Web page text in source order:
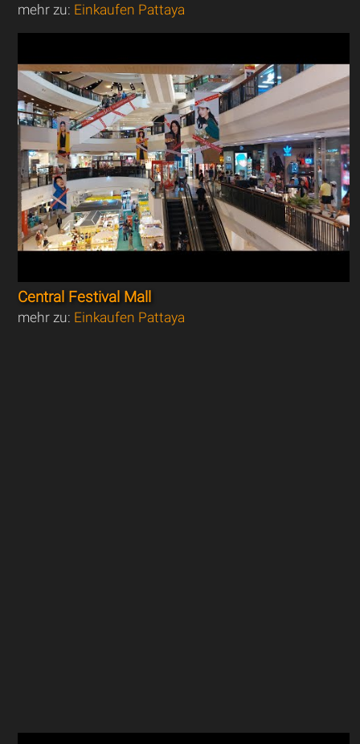
mehr zu: Einkaufen Pattaya
Central Festival Mall
mehr zu: Einkaufen Pattaya